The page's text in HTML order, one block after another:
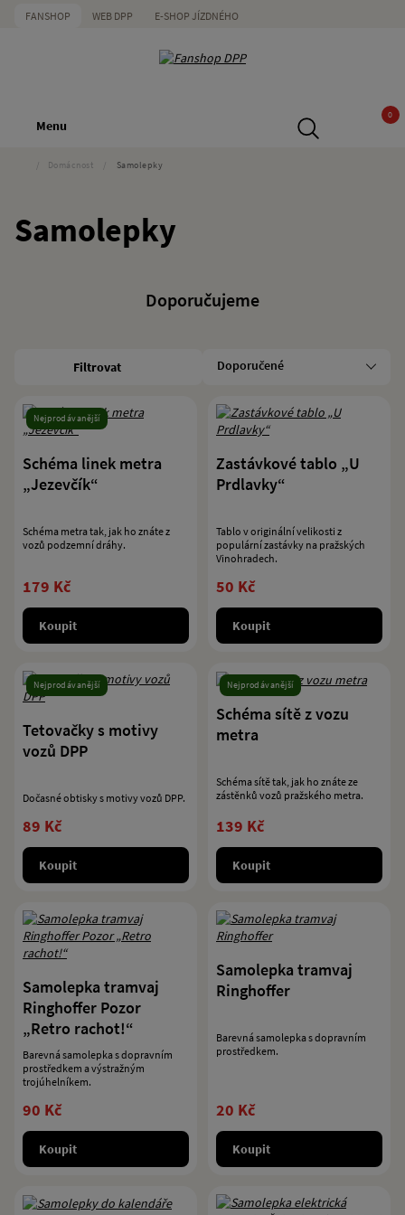
FANSHOP WEB DPP E-SHOP JÍZDNÉHO
Menu
0
Domácnost Samolepky
Samolepky
Doporučujeme
Filtrovat
Nejprodávanější
Schéma linek metra
„Jezevčík“
Schéma metra tak, jak ho znáte z
vozů podzemní dráhy.
179 Kč
Koupit
Zastávkové tablo „U
Prdlavky“
Tablo v originální velikosti z
populární zastávky na pražských
Vinohradech.
50 Kč
Koupit
Nejprodávanější
Tetovačky s motivy
vozů DPP
Dočasné obtisky s motivy vozů DPP.
89 Kč
Koupit
Nejprodávanější
Schéma sítě z vozu
metra
Schéma sítě tak, jak ho znáte ze
zástěnků vozů pražského metra.
139 Kč
Koupit
Samolepka tramvaj
Ringhoffer Pozor
„Retro rachot!“
Barevná samolepka s dopravním
prostředkem a výstražným
trojúhelníkem.
90 Kč
Koupit
Samolepka tramvaj
Ringhoffer
Barevná samolepka s dopravním
prostředkem.
20 Kč
Koupit